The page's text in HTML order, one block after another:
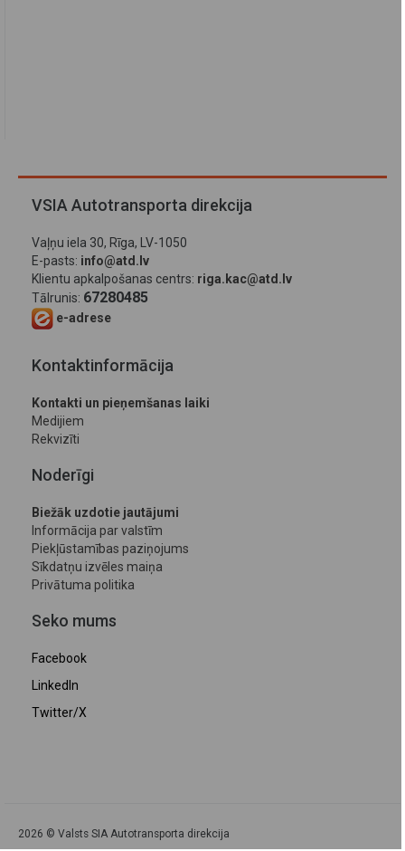
VSIA Autotransporta direkcija
Vaļņu iela 30, Rīga, LV-1050
E-pasts: info@atd.lv
Klientu apkalpošanas centrs: riga.kac@atd.lv
Tālrunis: 67280485
e-adrese
Kontaktinformācija
Kontakti un pieņemšanas laiki
Medijiem
Rekvizīti
Noderīgi
Biežāk uzdotie jautājumi
Informācija par valstīm
Piekļūstamības paziņojums
Sīkdatņu izvēles maiņa
Privātuma politika
Seko mums
Facebook
LinkedIn
Twitter/X
2026 © Valsts SIA Autotransporta direkcija